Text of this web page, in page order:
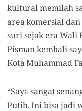
kultural memilah
area komersial
suri sejak era Wali
Pisman kembali
Kota Muhammad
“Saya sangat
Putih. Ini bisa jadi